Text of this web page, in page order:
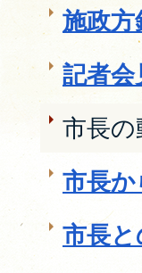
施政方
記者会
市長の
市長
市長